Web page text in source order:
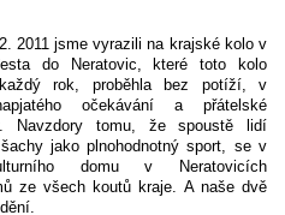
2011 jsme vyrazili na krajské kolo v
do Neratovic, které toto kolo
rok, proběhla bez potíží, v
očekávání a přátelské
Navzdory tomu, že spoustě lidí
jako plnohodnotný sport, se v
domu v Neratovicích
ze všech koutů kraje. A naše dvě